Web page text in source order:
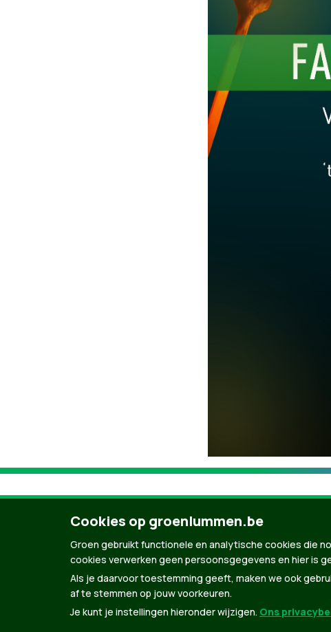
© Copyright Groen 2026 | Gemaakt met
Cookies op groenlummen.be
Groen gebruikt functionele en analytische cookies die
cookies verwerken geen persoonsgegevens en hier is
Als je daarvoor toestemming geeft, maken we ook
af te stemmen op jouw voorkeuren.
Je kunt je instellingen hieronder wijzigen. Ons